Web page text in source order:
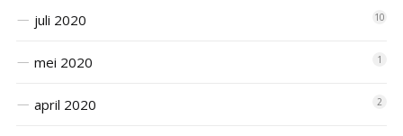
juli 2020 10
mei 2020 1
april 2020 2